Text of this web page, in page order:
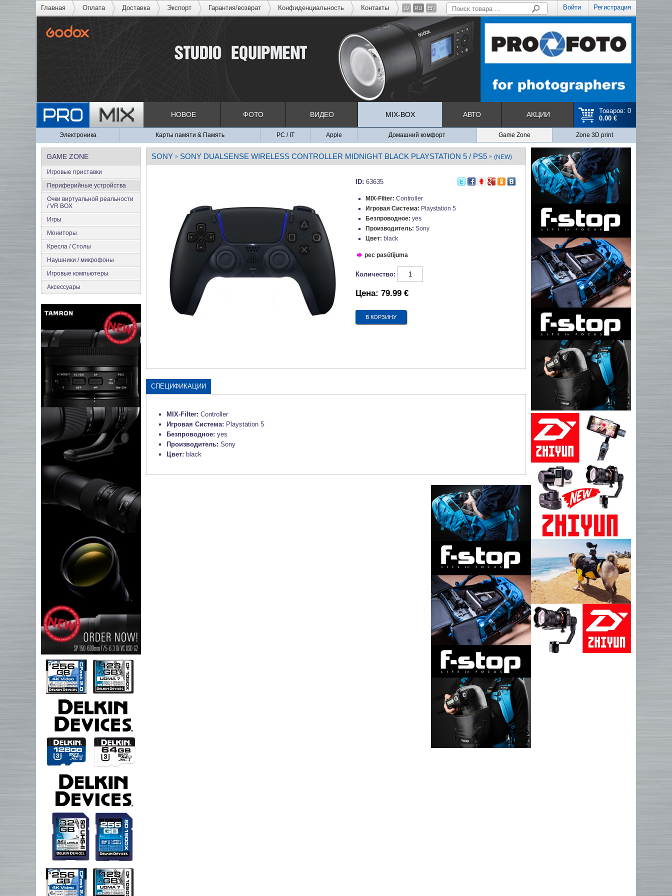
Главная Оплата Доставка Экспорт Гарантия/возврат Конфиденциальность Контакты Войти Регистрация
LV RU EN
Товаров: 0
0.00 €
НОВОЕ ФОТО ВИДЕО MIX-BOX АВТО АКЦИИ
Электроника Карты памяти & Память PC / IT Apple Домашний комфорт Game Zone Zone 3D print
GAME ZONE
Игровые приставки
Периферийные устройства
Очки виртуальной реальности
/ VR BOX
Игры
Мониторы
Кресла / Столы
Наушники / микрофоны
Игровые компьютеры
Аксесcуары
SONY » SONY DUALSENSE WIRELESS CONTROLLER MIDNIGHT BLACK PLAYSTATION 5 / PS5 » (NEW)
ID: 63635
MIX-Filter: Controller
Игровая Система: Playstation 5
Безпроводное: yes
Производитель: Sony
Цвет: black
pec pasūtījuma
Количество:
Цена: 79.99 €
СПЕЦИФИКАЦИИ
MIX-Filter: Controller
Игровая Система: Playstation 5
Безпроводное: yes
Производитель: Sony
Цвет: black